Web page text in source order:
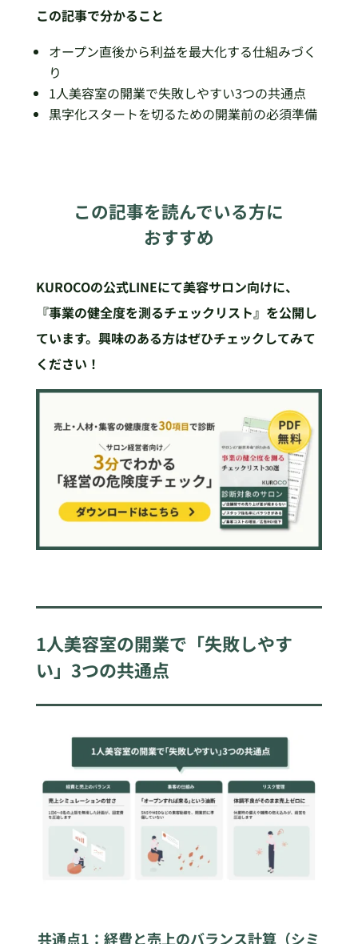
この記事で分かること
オープン直後から利益を最大化する仕組みづく
り
1人美容室の開業で失敗しやすい3つの共通点
黒字化スタートを切るための開業前の必須準備
この記事を読んでいる方に
おすすめ
KUROCOの公式LINEにて美容サロン向けに、
『事業の健全度を測るチェックリスト』を公開し
ています。興味のある方はぜひチェックしてみて
ください！
1人美容室の開業で「失敗しやす
い」3つの共通点
共通点1：経費と売上のバランス計算（シミ